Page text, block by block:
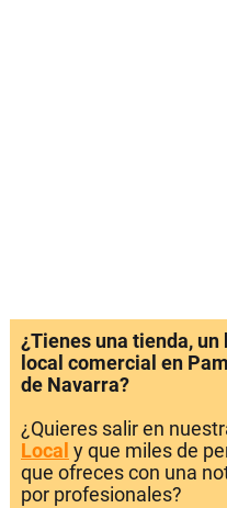
¿Tienes una tienda,
local comercial en
de Navarra?
¿Quieres salir en
Local y que miles de
que ofreces con una
por profesionales?